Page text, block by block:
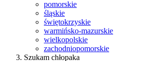
pomorskie
śląskie
świętokrzyskie
warmińsko-mazurskie
wielkopolskie
zachodniopomorskie
Szukam chłopaka